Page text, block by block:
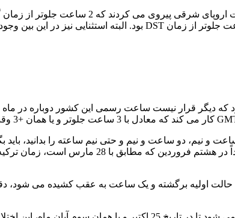
این موضوع را اعلام کرد که دیگر قرار نیست ساعت رسمی این
دلیل تفاوت اختلاف ساعت ایران و ترکیه در 3 حالت یک ساعت و نیم، دو ساعت و نیم و
اختلاف زمانی بین دو کشور به حداکثر زمان ممکن
به حالت اولیه برگشته و یک ساعت به عقب کشیده می شود،